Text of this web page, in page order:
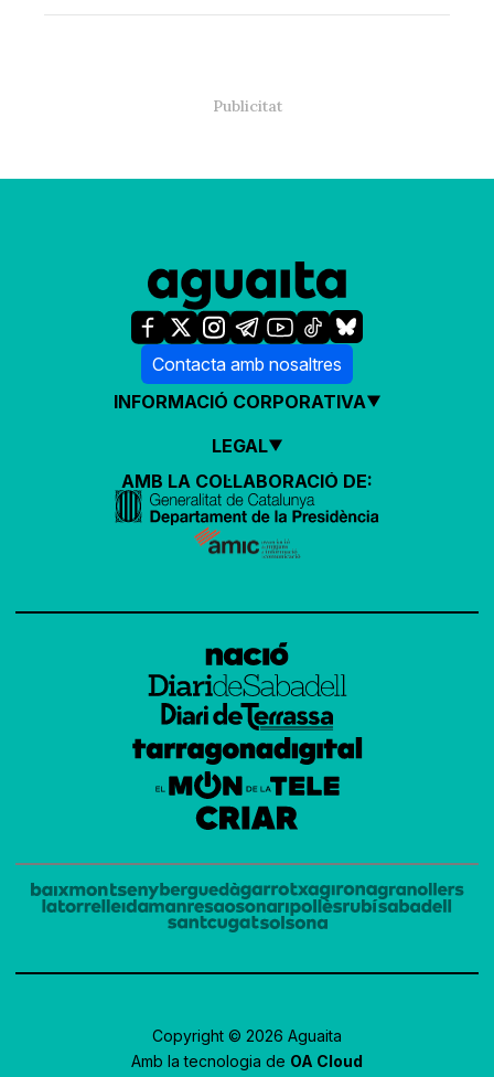
Contacta amb nosaltres
INFORMACIÓ CORPORATIVA
LEGAL
AMB LA COL·LABORACIÓ DE:
Copyright © 2026 Aguaita
Amb la tecnologia de OA Cloud